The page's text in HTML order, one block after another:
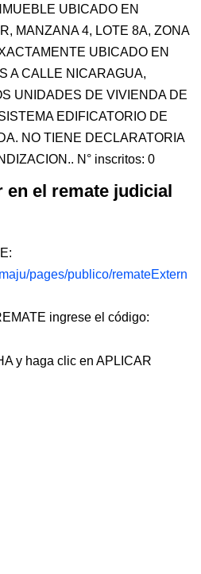
UBICADO EN
MANZANA 4, LOTE 8A, ZONA
UBICADO EN
A CALLE NICARAGUA,
UNIDADES DE VIVIENDA DE
EDIFICATORIO DE
NO TIENE DECLARATORIA
N° inscritos: 0
el remate judicial
pages/publico/remateExtern
ingrese el código:
y haga clic en APLICAR